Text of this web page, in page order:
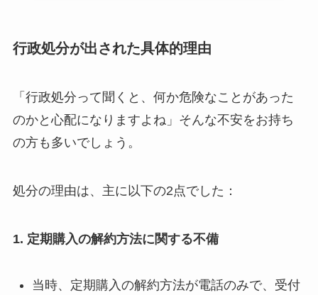
行政処分が出された具体的理由
「行政処分って聞くと、何か危険なことがあった
のかと心配になりますよね」そんな不安をお持ち
の方も多いでしょう。
処分の理由は、主に以下の2点でした：
1. 定期購入の解約方法に関する不備
当時、定期購入の解約方法が電話のみで、受付